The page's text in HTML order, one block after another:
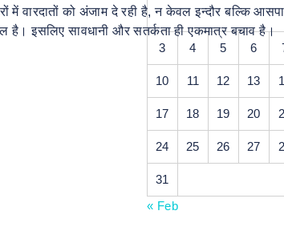
वारदातों को अंजाम दे रही है, न केवल इन्दौर बल्कि
इसलिए सावधानी और सतर्कता ही एकमात्र बचाव है।
3 4 5 6
10 11 12 13
17 18 19 20
24 25 26 27
31
« Feb